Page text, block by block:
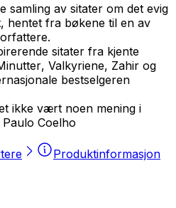
samling av sitater om det evig
hentet fra bøkene til en av
sitater fra kjente
, Valkyriene, Zahir og
bestselgeren
ikke vært noen mening i
Paulo Coelho
Produktinformasjon